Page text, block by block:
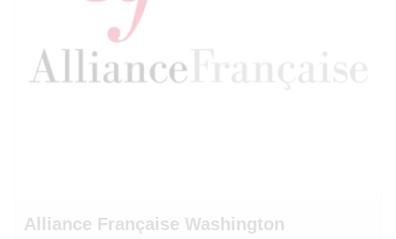
Alliance Française Washington